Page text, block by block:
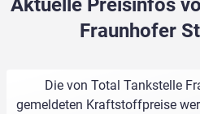
Aktuelle Preisinfos
Fraunhofer
Die von Total Tankstelle
gemeldeten Kraftstoffpreise